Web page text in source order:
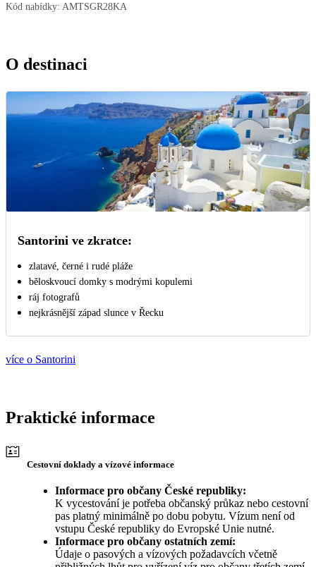
Kód nabídky: AMTSGR28KA
O destinaci
Santorini ve zkratce:
zlatavé, černé i rudé pláže
běloskvoucí domky s modrými kopulemi
ráj fotografů
nejkrásnější západ slunce v Řecku
více o Santorini
Praktické informace
Cestovní doklady a vízové informace
Informace pro občany České republiky:
K vycestování je potřeba občanský průkaz nebo cestovní
pas platný minimálně po dobu pobytu. Vízum není od
vstupu České republiky do Evropské Unie nutné.
Informace pro občany ostatních zemí:
Údaje o pasových a vízových požadavcích včetně